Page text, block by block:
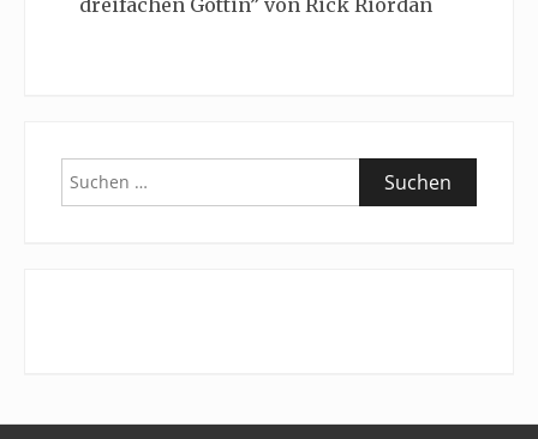
dreifachen Göttin” von Rick Riordan
Suchen
nach: